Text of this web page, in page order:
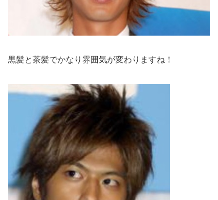
黒髪と茶髪でかなり雰囲気が変わりますね！